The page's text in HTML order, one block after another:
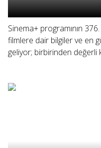
Sinema+ programının
filmlere dair bilgiler ve en
geliyor; birbirinden